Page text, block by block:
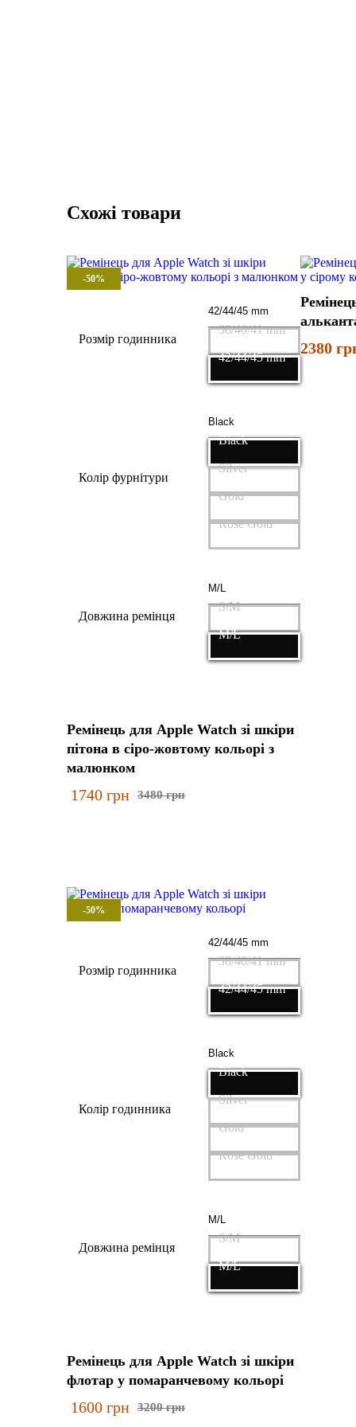
Схожі товари
Розмір годинника
38/40/41 mm
42/44/45 mm
Колір фурнітури
Black
Silver
Gold
Rose Gold
Довжина ремінця
S/M
M/L
-50%
Ремінець для Apple Watch зі шкіри
пітона в сіро-жовтому кольорі з
малюнком
3480грн
1740 грн
2380
Розмір годинника
38/40/41 mm
42/44/45 mm
Колір годинника
Black
Silver
Gold
Rose Gold
Довжина ремінця
S/M
M/L
-50%
Ремінець для Apple Watch зі шкіри
флотар у помаранчевому кольорі
3200грн
1600 грн